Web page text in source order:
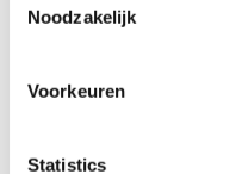
Noodzakelijk
Voorkeuren
Statistics
uit de stad om in India
Gujranwala toe om er
deze